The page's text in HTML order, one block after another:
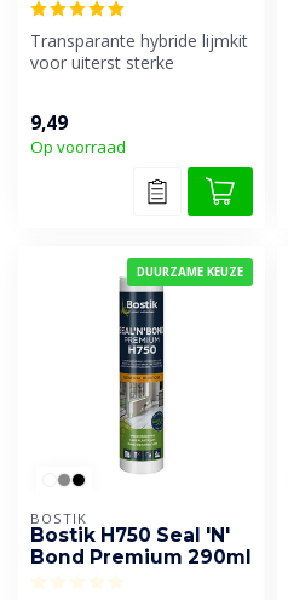
Transparante hybride lijmkit
voor uiterst sterke
9,49
Op voorraad
DUURZAME KEUZE
BOSTIK
Bostik H750 Seal 'N'
Bond Premium 290ml